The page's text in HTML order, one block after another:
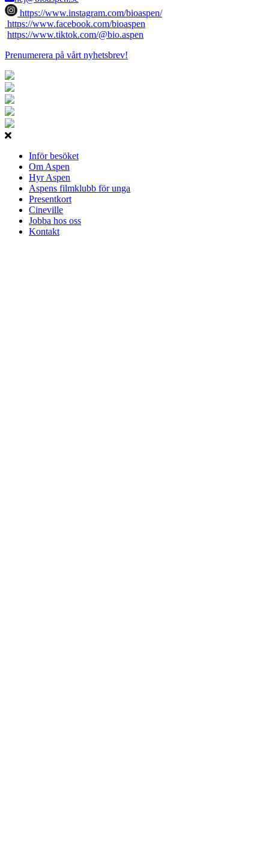
https://www.instagram.com/bioaspen/
https://www.facebook.com/bioaspen
https://www.tiktok.com/@bio.aspen
Prenumerera på vårt nyhetsbrev!
Inför besöket
Om Aspen
Hyr Aspen
Aspens filmklubb för unga
Presentkort
Cineville
Jobba hos oss
Kontakt